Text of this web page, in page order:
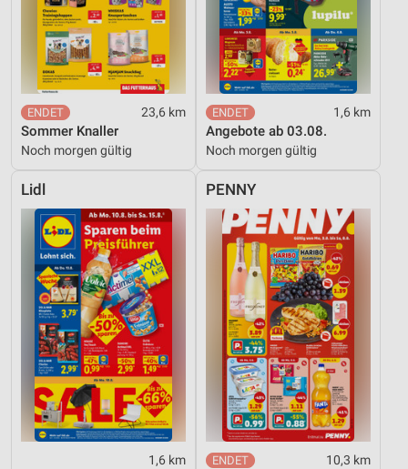
23,6 km
Sommer Knaller
Noch morgen gültig
1,6 km
Angebote ab 03.08.
Noch morgen gültig
Lidl
1,6 km
PENNY
10,3 km